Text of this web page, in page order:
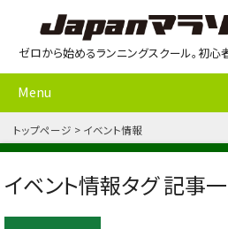
ゼロから始めるランニングスクール。初心
Menu
トップページ イベント情報
イベント情報タグ 記事